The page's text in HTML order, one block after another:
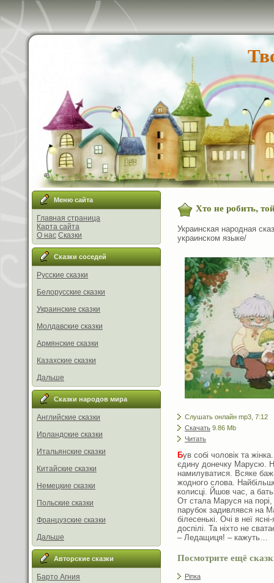
Меню сайта
Главная страница
Карта сайта
О нас Сказки
Сказки соседей
Русские сказки
Белорусские сказки
Украинские сказки
Молдавские сказки
Армянские сказки
Казахские сказки
Дальше
Сказки народов мира
Английские сказки
Ирландские сказки
Итальянские сказки
Китайские сказки
Немецкие сказки
Польские сказки
Французские сказки
Дальше
Авторские сказки
Барто Агния
Хто не робить,
Украинская народная
украинском языке/
Слушать онлайн mp3, 7:12
Скачать 9.86 Mb
Читать
Був собі чоловік та
єдину донечку Марусю.
намилуватися. Всяке
жодного слова.
колисці. Йшов час, а
От стала Маруся на
парубок задивлявся на
білесенькі. Очі в неї
доспілі. Та ніхто не
– Ледащиця! – кажуть…
Посмотрите ещё
Ріпка